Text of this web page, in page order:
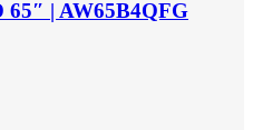
| AW65B4QFG